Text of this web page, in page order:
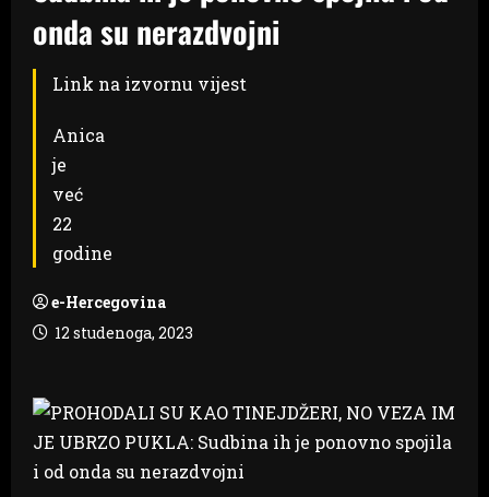
onda su nerazdvojni
Link na izvornu vijest
Anica
je
već
22
godine
e-Hercegovina
12 studenoga, 2023